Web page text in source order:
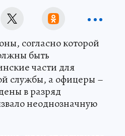
согласно которой
быть
части для
службы, а офицеры –
в разряд
неоднозначную